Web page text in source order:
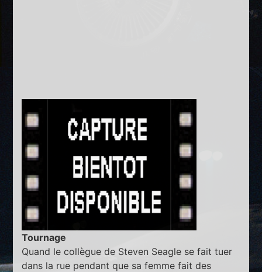
Tournage
Quand le collègue de Steven Seagle se fait tuer
dans la rue pendant que sa femme fait des